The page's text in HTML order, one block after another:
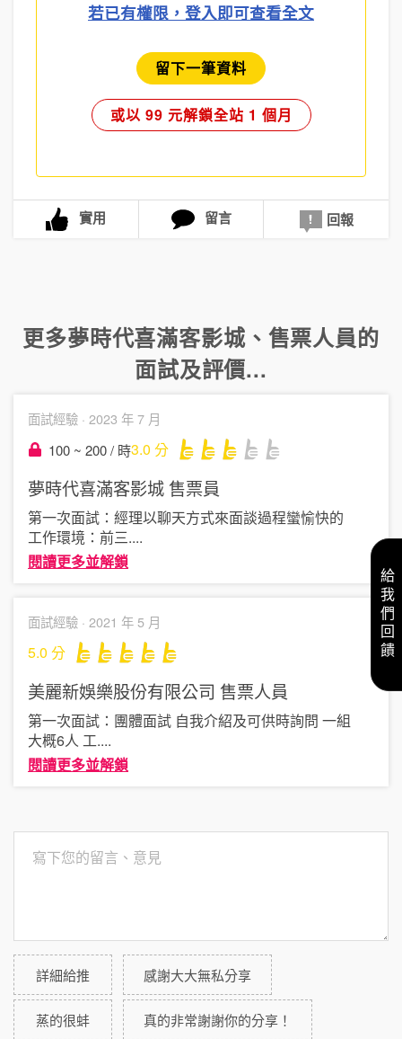
若已有權限，登入即可查看全文
留下一筆資料
或以 99 元解鎖全站 1 個月
實用 留言 回報
更多夢時代喜滿客影城、 售票人員的
面試及評價...
面試經驗 · 2023 年 7 月
100 ~ 200 / 時3.0 分
夢時代喜滿客影城 售票員
第一次面試：經理以聊天方式來面談過程蠻愉快的
工作環境：前三....
閱讀更多並解鎖
面試經驗 · 2021 年 5 月
5.0 分
美麗新娛樂股份有限公司 售票人員
第一次面試：團體面試 自我介紹及可供時詢問 一組
大概6人 工....
閱讀更多並解鎖
詳細給推 感謝大大無私分享
蒸的很蚌 真的非常謝謝你的分享！
給我們回饋